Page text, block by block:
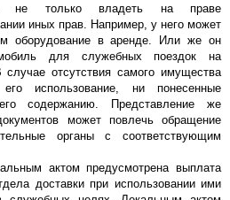
не только владеть на праве
иных прав. Например, у него может
оборудование в аренде. Или же он
для служебных поездок на
отсутствия самого имущества
использование, ни понесенные
содержанию. Представление же
может повлечь обращение
органы с соответствующим
актом предусмотрена выплата
доставки при использовании ими